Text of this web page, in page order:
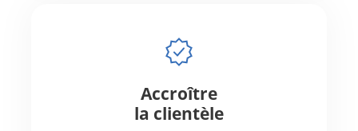
Accroître
la clientèle